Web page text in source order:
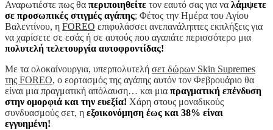
Αναρωτιέστε πως θα περιποιηθείτε τον εαυτό σας για να λάμψετε
σε προσωπικές στιγμές αγάπης; Φέτος την Ημέρα του Αγίου
Βαλεντίνου, η FOREO επιφυλάσσει ανεπανάληπτες εκπλήξεις για
να χαρίσετε σε εσάς ή σε αυτούς που αγαπάτε περισσότερο μια
πολυτελή τελετουργία αυτοφροντίδας!
Με τα ολοκαίνουργια, υπερπολυτελή σετ δώρων Skin Supremes
της FOREO, ο εορτασμός της αγάπης αυτόν τον Φεβρουάριο θα
είναι μια πραγματική απόλαυση… και μια πραγματική επένδυση
στην ομορφιά και την ευεξία! Χάρη στους μοναδικούς
συνδυασμούς σετ, η εξοικονόμηση έως και 38% είναι
εγγυημένη!